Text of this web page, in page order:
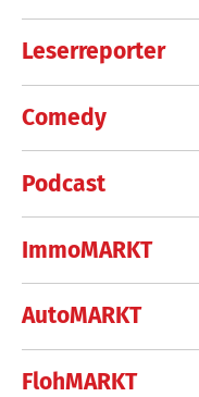
Leserreporter
Comedy
Podcast
ImmoMARKT
AutoMARKT
FlohMARKT